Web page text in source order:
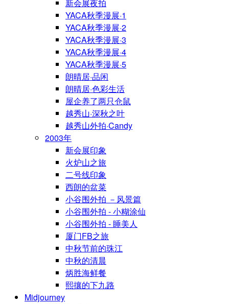
新会展夜拍
YACA秋季漫展·1
YACA秋季漫展·2
YACA秋季漫展·3
YACA秋季漫展·4
YACA秋季漫展·5
朗晴居·品闲
朗晴居·色彩生活
屋企养了两只仓鼠
越秀山·深秋之叶
越秀山外拍·Candy
2003年
新会展印象
火炉山之旅
二号线印象
西朗的盆菜
小谷围外拍 －风景篇
小谷围外拍 - 小糊涂仙
小谷围外拍 - 睡美人
厦门FB之旅
中秋节前的珠江
中秋的清晨
炳胜海鲜餐
熙攘的下九路
Midjourney